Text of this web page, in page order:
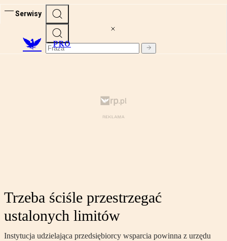
Serwisy
PRO
Trzeba ściśle przestrzegać
ustalonych limitów
Instytucja udzielająca przedsiębiorcy wsparcia powinna z urzędu